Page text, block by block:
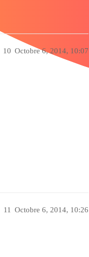
Octobre 6, 2014, 10:07
10
Octobre 6, 2014, 10:26
11